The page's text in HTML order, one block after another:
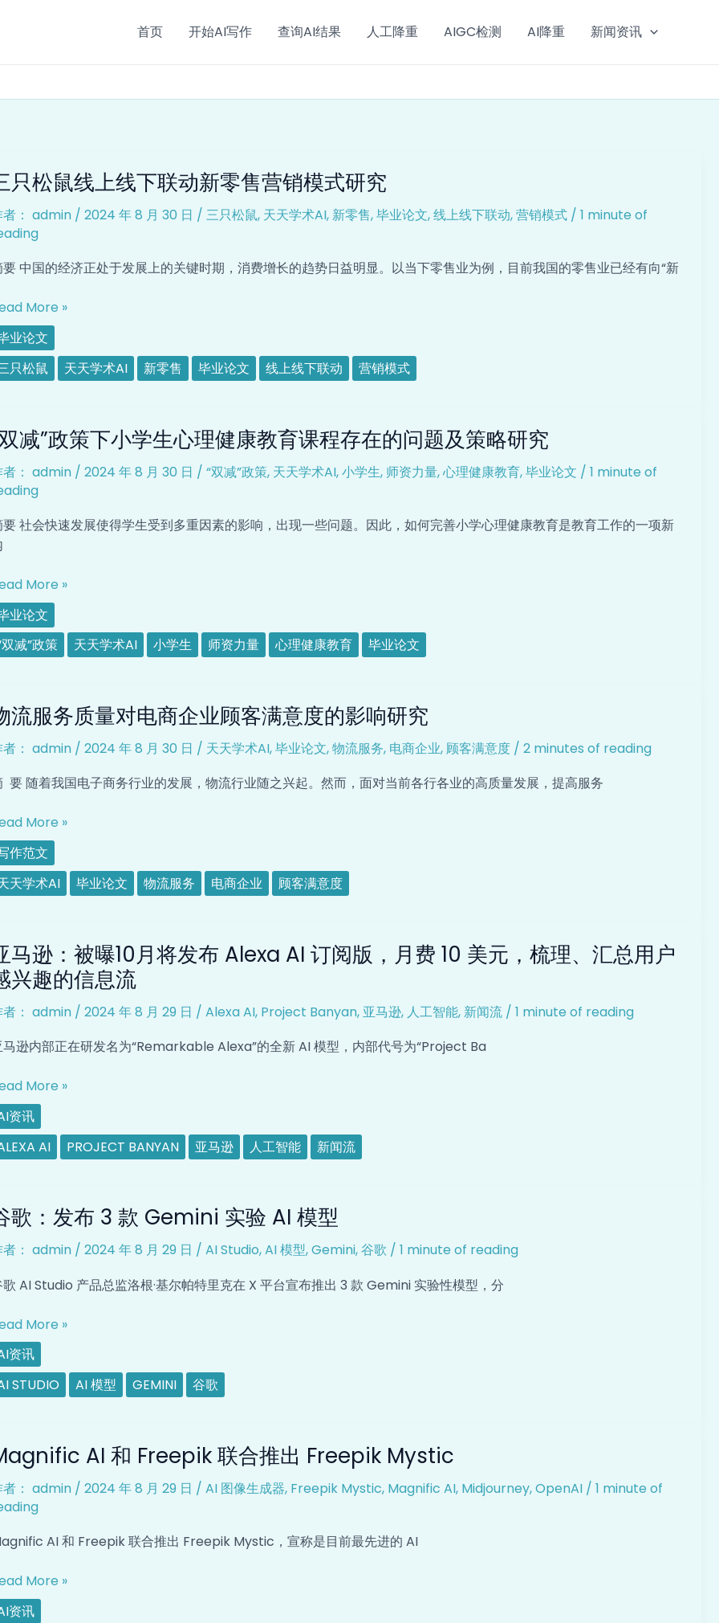
首页 开始AI写作 查询AI结果 人工降重 AIGC检测 AI降重 新闻资讯
只松鼠线上线下联动新零售营销模式研究
： admin / 2024 年 8 月 30 日 / 三只松鼠, 天天学术AI,新零售,毕业论文,线上线下联动,营销模式 / 1 minute of
中国的经济正处于发展上的关键时期，消费增长的趋势日益明显。以当下零售业为例，目前我国的零售业已经有向“新
More »
业论文
只松鼠
天天学术AI 新零售 毕业论文 线上线下联动 营销模式
减”政策下小学生心理健康教育课程存在的问题及策略研究
： admin / 2024 年 8 月 30 日 / “双减”政策, 天天学术AI,小学生, 师资力量,心理健康教育,毕业论文 / 1 minute of
社会快速发展使得学生受到多重因素的影响，出现一些问题。因此，如何完善小学心理健康教育是教育工作的一项新
More »
业论文
双减”政策
天天学术AI 小学生 师资力量 心理健康教育 毕业论文
流服务质量对电商企业顾客满意度的影响研究
： admin / 2024 年 8 月 30 日 / 天天学术AI,毕业论文,物流服务, 电商企业,顾客满意度 / 2 minutes of reading
要 随着我国电子商务行业的发展，物流行业随之兴起。然而，面对当前各行各业的高质量发展，提高服务
More »
作范文
天学术AI
毕业论文 物流服务 电商企业 顾客满意度
马逊：被曝10月将发布 Alexa AI 订阅版，月费 10 美元，梳理、汇总用户
兴趣的信息流
： admin / 2024 年 8 月 29 日 / Alexa AI, Project Banyan,亚马逊, 人工智能,新闻流 / 1 minute of reading
马逊内部正在研发名为“Remarkable Alexa”的全新 AI 模型，内部代号为“Project Ba
More »
资讯
AI
PROJECT BANYAN 亚马逊 人工智能 新闻流
歌：发布 3 款 Gemini 实验 AI 模型
： admin / 2024 年 8 月 29 日 / AI Studio,AI 模型,Gemini,谷歌 / 1 minute of reading
AI Studio 产品总监洛根·基尔帕特里克在 X 平台宣布推出 3 款 Gemini 实验性模型，分
More »
资讯
STUDIO
AI 模型 GEMINI 谷歌
AI 和 Freepik 联合推出 Freepik Mystic
： admin / 2024 年 8 月 29 日 / AI 图像生成器, Freepik Mystic, Magnific AI, Midjourney,OpenAI / 1 minute of
AI 和 Freepik 联合推出 Freepik Mystic，宣称是目前最先进的 AI
More »
资讯